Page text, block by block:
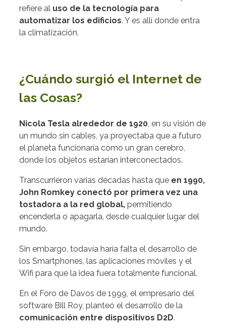
refiere al uso de la tecnología para
automatizar los edificios. Y es allí donde entra
la climatización.
¿Cuándo surgió el Internet de
las Cosas?
Nicola Tesla alrededor de 1920 , en su visión de
un mundo sin cables, ya proyectaba que a futuro
el planeta funcionaría como un gran cerebro,
donde los objetos estarían interconectados.
Transcurrieron varias décadas hasta que en 1990,
John Romkey conectó por primera vez una
tostadora a la red global, permitiendo
encenderla o apagarla, desde cualquier lugar del
mundo.
Sin embargo, todavía haría falta el desarrollo de
los Smartphones, las aplicaciones móviles y el
Wifi para que la idea fuera totalmente funcional.
En el Foro de Davos de 1999, el empresario del
software Bill Roy, planteó el desarrollo de la
comunicación entre dispositivos D2D.